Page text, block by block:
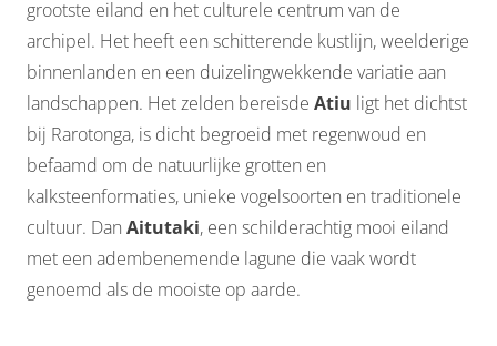
grootste eiland en het culturele centrum van de
archipel. Het heeft een schitterende kustlijn, weelderige
binnenlanden en een duizelingwekkende variatie aan
landschappen. Het zelden bereisde Atiu ligt het dichtst
bij Rarotonga, is dicht begroeid met regenwoud en
befaamd om de natuurlijke grotten en
kalksteenformaties, unieke vogelsoorten en traditionele
cultuur. Dan Aitutaki, een schilderachtig mooi eiland
met een adembenemende lagune die vaak wordt
genoemd als de mooiste op aarde.